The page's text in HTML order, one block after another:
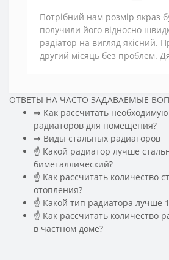
Потрібний нам розмір якраз
получили його відносно
радіатор на вигляд якісний.
другий місяць без проблем.
ОТВЕТЫ НА ЧАСТО ЗАДАВАЕМЫЕ
⇒ Как рассчитать
радиаторов для помещения?
️⇒ Виды стальных радиаторов
☝ Какой радиатор лучше
биметаллический?
☝ Как рассчитать количество
отопления?
☝ Какой тип радиатора лучше
☝ Как рассчитать количество
в частном доме?